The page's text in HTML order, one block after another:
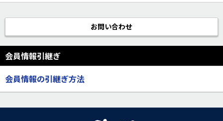
お問い合わせ
会員情報引継ぎ
会員情報の引継ぎ方法